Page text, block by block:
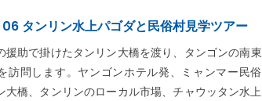
タンリン水上パゴダと民俗村見学ツアー
援助で掛けたタンリン大橋を渡り、タンゴンの南東
訪問します。ヤンゴンホテル発、ミャンマー民俗
大橋、タンリンのローカル市場、チャウッタン水上